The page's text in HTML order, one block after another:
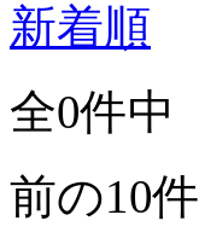
新着順
全0件中
前の10件